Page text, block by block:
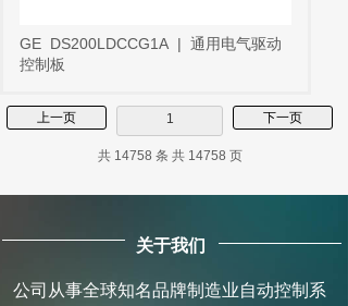
GE DS200LDCCG1A | 通用电气驱动
控制板
上一页 1 下一页
共 14758 条 共 14758 页
关于我们
公司从事全球知名品牌制造业自动控制系